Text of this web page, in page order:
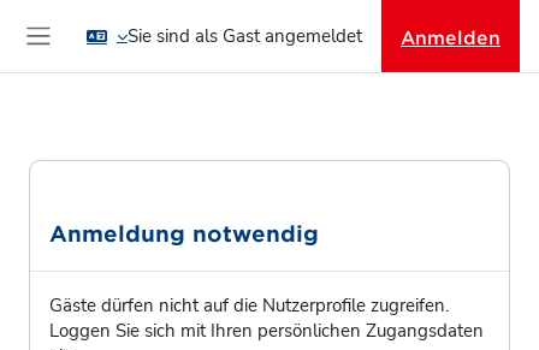
Sie sind als Gast angemeldet Anmelden
Anmeldung notwendig
Gäste dürfen nicht auf die Nutzerprofile zugreifen.
Loggen Sie sich mit Ihren persönlichen Zugangsdaten